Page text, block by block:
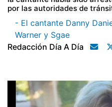
por las autoridades de
- El cantante Danny
Warner y Sgae
Redacción Día A Día